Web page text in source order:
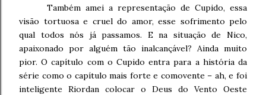
Também amei a representação de Cupido, essa
visão tortuosa e cruel do amor, esse sofrimento pelo
qual todos nós já passamos. E na situação de Nico,
apaixonado por alguém tão inalcançável? Ainda muito
pior. O capítulo com o Cupido entra para a história da
série como o capítulo mais forte e comovente – ah, e foi
inteligente Riordan colocar o Deus do Vento Oeste